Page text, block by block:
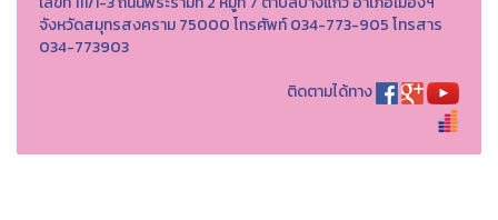
จังหวัดสมุทรสงคราม 75000 โทรศัพท์ 034-773-905 โทรสาร
034-773903
ติดตามได้ทาง